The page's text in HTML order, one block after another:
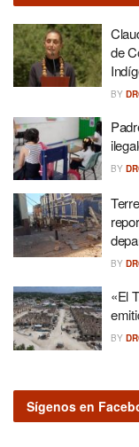
de
BY
BY
BY
«El
BY
Sígenos en